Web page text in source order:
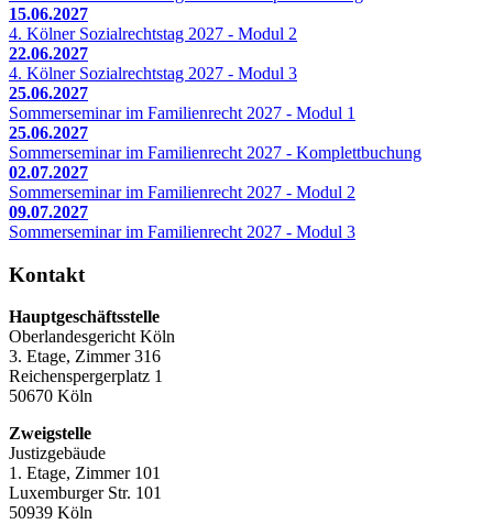
15.06.2027
4. Kölner Sozialrechtstag 2027 - Modul 2
22.06.2027
4. Kölner Sozialrechtstag 2027 - Modul 3
25.06.2027
Sommerseminar im Familienrecht 2027 - Modul 1
25.06.2027
Sommerseminar im Familienrecht 2027 - Komplettbuchung
02.07.2027
Sommerseminar im Familienrecht 2027 - Modul 2
09.07.2027
Sommerseminar im Familienrecht 2027 - Modul 3
Kontakt
Hauptgeschäftsstelle
Oberlandesgericht Köln
3. Etage, Zimmer 316
Reichenspergerplatz 1
50670 Köln
Zweigstelle
Justizgebäude
1. Etage, Zimmer 101
Luxemburger Str. 101
50939 Köln